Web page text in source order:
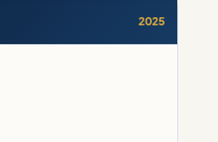
2025